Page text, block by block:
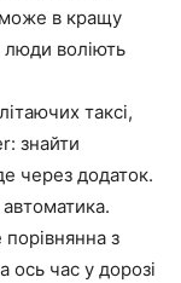
може в кращу
люди воліють
таксі,
знайти
через додаток.
з
ось час у дорозі